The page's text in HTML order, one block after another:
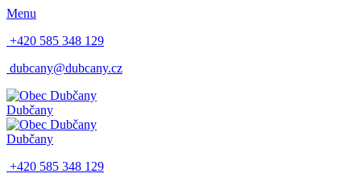
Menu
+420 585 348 129
dubcany@dubcany.cz
Dubčany
Dubčany
+420 585 348 129